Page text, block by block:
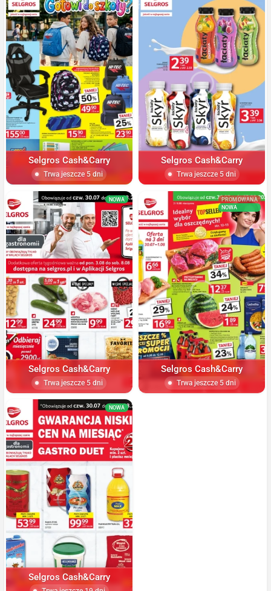
Selgros Cash&Carry
Trwa jeszcze 5 dni
Selgros Cash&Carry
Trwa jeszcze 5 dni
NOWA
Selgros Cash&Carry
Trwa jeszcze 5 dni
PROMOWANA
NOWA
Selgros Cash&Carry
Trwa jeszcze 5 dni
NOWA
Selgros Cash&Carry